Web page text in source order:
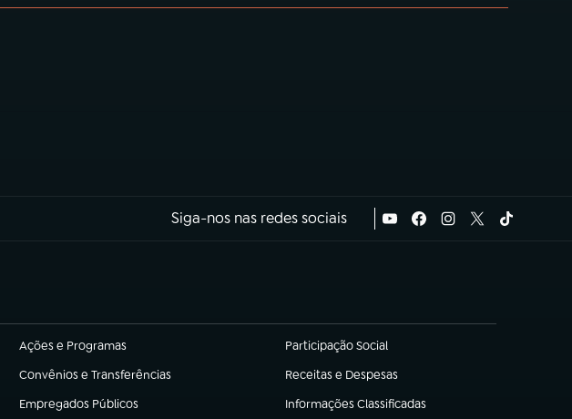
Siga-nos nas redes sociais
Ações e Programas
(abre em nova aba) Participação Social
(abre em nova aba)
Convênios e Transferências
(abre em nova aba) Receitas e Despesas
(abre em nova aba)
Empregados Públicos
(abre em nova aba) Informações Classificadas
(abre em nova aba)